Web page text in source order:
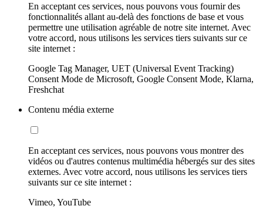
En acceptant ces services, nous pouvons vous fournir des
fonctionnalités allant au-delà des fonctions de base et vous
permettre une utilisation agréable de notre site internet. Avec
votre accord, nous utilisons les services tiers suivants sur ce
site internet :
Google Tag Manager, UET (Universal Event Tracking)
Consent Mode de Microsoft, Google Consent Mode, Klarna,
Freshchat
Contenu média externe
En acceptant ces services, nous pouvons vous montrer des
vidéos ou d'autres contenus multimédia hébergés sur des sites
externes. Avec votre accord, nous utilisons les services tiers
suivants sur ce site internet :
Vimeo, YouTube